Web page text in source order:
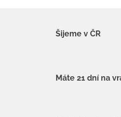
Šijeme v ČR
Máte 21 dní na